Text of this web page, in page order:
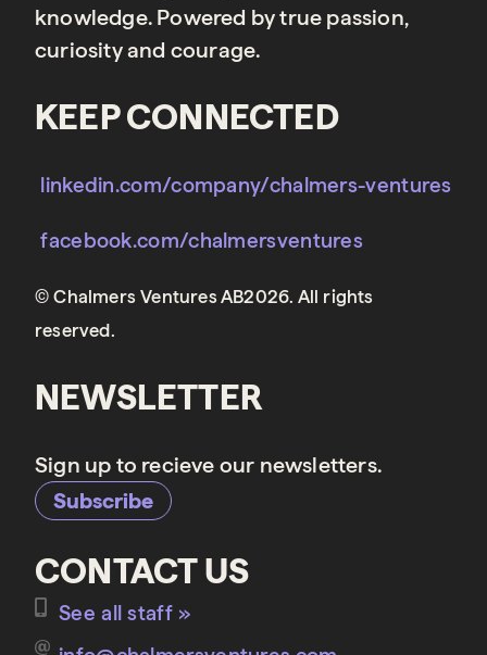
knowledge. Powered by true passion,
curiosity and courage.
KEEP CONNECTED
linkedin.com/company/chalmers-ventures
facebook.com/chalmersventures
© Chalmers Ventures AB2026. All rights
reserved.
NEWSLETTER
Sign up to recieve our newsletters.
Subscribe
CONTACT US
See all staff »